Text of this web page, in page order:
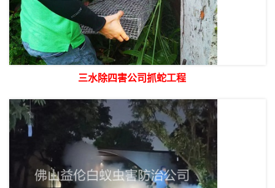
三水除四害公司抓蛇工程